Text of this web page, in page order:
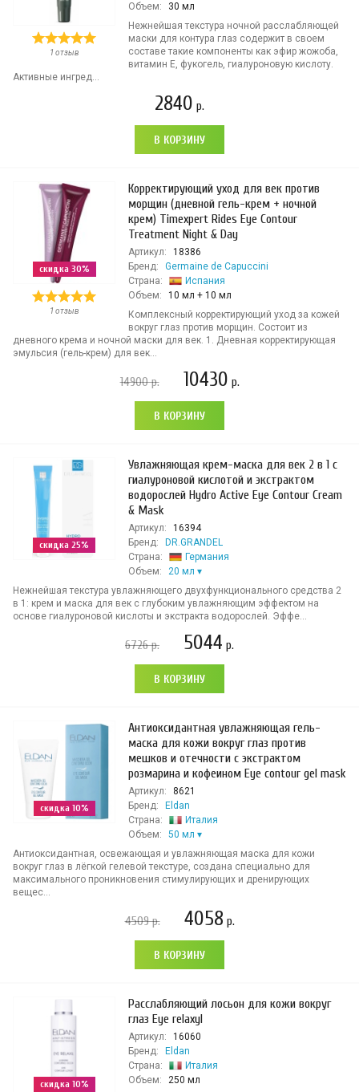
1 отзыв
Объем:
30 мл
Нежнейшая текстура ночной расслабляющей
маски для контура глаз содержит в своем
составе такие компоненты как эфир жожоба,
витамин Е, фукогель, гиалуроновую кислоту.
Активные ингред...
2840 р.
В КОРЗИНУ
скидка 30%
1 отзыв
Корректирующий уход для век против
морщин (дневной гель-крем + ночной
крем) Timexpert Rides Eye Contour
Treatment Night & Day
Артикул:
18386
Бренд:
Germaine de Capuccini
Страна:
Испания
Объем:
10 мл + 10 мл
Комплексный корректирующий уход за кожей
вокруг глаз против морщин. Состоит из
дневного крема и ночной маски для век. 1. Дневная корректирующая
эмульсия (гель-крем) для век...
14900р. 10430 р.
В КОРЗИНУ
скидка 25%
Увлажняющая крем-маска для век 2 в 1 с
гиалуроновой кислотой и экстрактом
водорослей Hydro Active Eye Contour Cream
& Mask
Артикул:
16394
Бренд:
DR.GRANDEL
Страна:
Германия
Объем:
20 мл
Нежнейшая текстура увлажняющего двухфункционального средства 2
в 1: крем и маска для век с глубоким увлажняющим эффектом на
основе гиалуроновой кислоты и экстракта водорослей. Эффе...
6726р. 5044 р.
В КОРЗИНУ
скидка 10%
Антиоксидантная увлажняющая гель-
маска для кожи вокруг глаз против
мешков и отечности с экстрактом
розмарина и кофеином Eye contour gel mask
Артикул:
8621
Бренд:
Eldan
Страна:
Италия
Объем:
50 мл
Антиоксидантная, освежающая и увлажняющая маска для кожи
вокруг глаз в лёгкой гелевой текстуре, создана специально для
максимального проникновения стимулирующих и дренирующих
вещес...
4509р. 4058 р.
В КОРЗИНУ
скидка 10%
Расслабляющий лосьон для кожи вокруг
глаз Eye relaxyl
Артикул:
16060
Бренд:
Eldan
Страна:
Италия
Объем:
250 мл